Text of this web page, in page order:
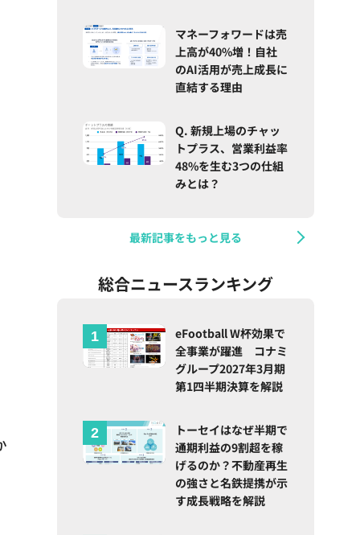
マネーフォワードは売
上高が40%増！自社
のAI活用が売上成長に
直結する理由
Q. 新規上場のチャッ
トプラス、営業利益率
48%を生む3つの仕組
みとは？
最新記事をもっと見る
総合ニュースランキング
eFootball W杯効果で
全事業が躍進 コナミ
グループ2027年3月期
第1四半期決算を解説
トーセイはなぜ半期で
通期利益の9割超を稼
げるのか？不動産再生
の強さと名鉄提携が示
す成長戦略を解説